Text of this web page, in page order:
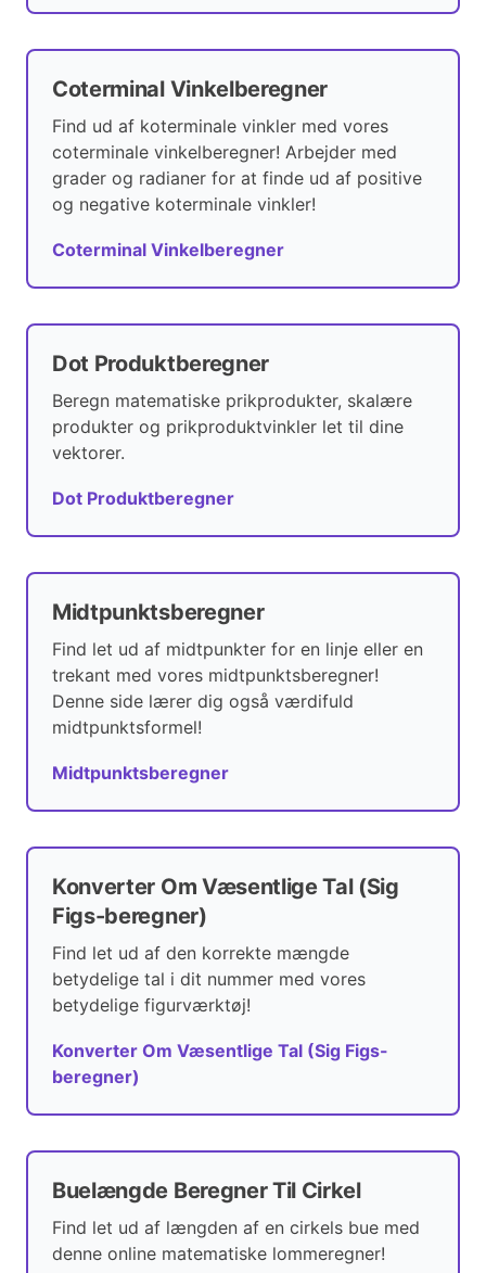
Coterminal Vinkelberegner
Find ud af koterminale vinkler med vores
coterminale vinkelberegner! Arbejder med
grader og radianer for at finde ud af positive
og negative koterminale vinkler!
Coterminal Vinkelberegner
Dot Produktberegner
Beregn matematiske prikprodukter, skalære
produkter og prikproduktvinkler let til dine
vektorer.
Dot Produktberegner
Midtpunktsberegner
Find let ud af midtpunkter for en linje eller en
trekant med vores midtpunktsberegner!
Denne side lærer dig også værdifuld
midtpunktsformel!
Midtpunktsberegner
Konverter Om Væsentlige Tal (Sig
Figs-beregner)
Find let ud af den korrekte mængde
betydelige tal i dit nummer med vores
betydelige figurværktøj!
Konverter Om Væsentlige Tal (Sig Figs-
beregner)
Buelængde Beregner Til Cirkel
Find let ud af længden af en cirkels bue med
denne online matematiske lommeregner!